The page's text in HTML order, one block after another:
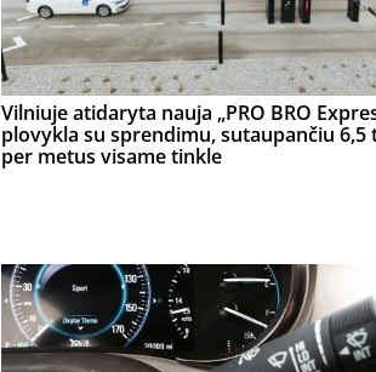
Vilniuje atidaryta nauja „PRO BRO
plovykla su sprendimu, sutaupančiu 6,5
per metus visame tinkle